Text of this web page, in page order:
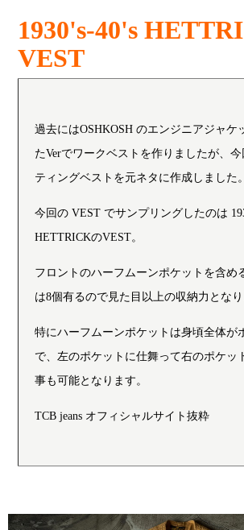
1930's-40's
VEST
過去にはOSHKOSH のエンジニアジャケ
たVerでワークベストを作りましたが、今
ティングベストを元ネタに作成しました。
今回の VEST でサンプリングしたのは
HETTRICKのVEST。
フロントのハーフムーンポケットを含め
は8個有るので見た目以上の収納力となり
特にハーフムーンポケットは身頃全体が
で、左のポケットに仕舞って右のポケッ
事も可能となります。
TCB jeans オフィシャルサイト抜粋